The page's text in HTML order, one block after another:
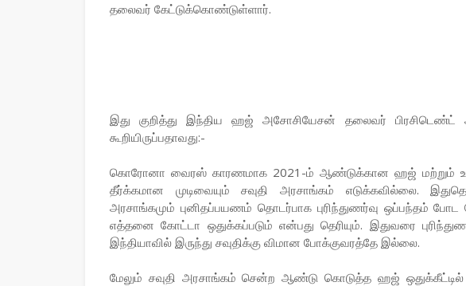
தலைவர் கேட்டுக்கொண்டுள்ளார்.
இது குறித்து இந்திய ஹஜ் அசோசியேசன் தலைவர் பிரசிடெண்ட்
கூறியிருப்பதாவது:-
கொரோனா வைரஸ் காரணமாக 2021-ம் ஆண்டுக்கான ஹஜ் மற்றும்
தீர்க்கமான முடிவையும் சவுதி அரசாங்கம் எடுக்கவில்லை.
அரசாங்கமும் புனிதப்பயணம் தொடர்பாக புரிந்துணர்வு ஒப்பந்தம்
எத்தனை கோட்டா ஒதுக்கப்படும் என்பது தெரியும். இதுவரை
இந்தியாவில் இருந்து சவுதிக்கு விமான போக்குவரத்தே இல்லை.
மேலும் சவுதி அரசாங்கம் சென்ற ஆண்டு கொடுத்த ஹஜ்